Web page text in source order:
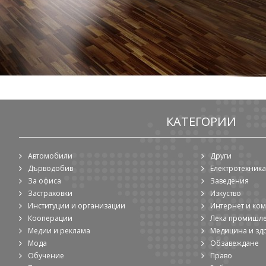
КАТЕГОРИИ
Автомобили
Други
Дърводобив
За офиса
Заведения
Застраховки
Изкуство
Институции и организации
Интернет и
Кооперации
Лека
Медии и реклама
Медицина и
Мода
Обзавеждане
Обучение
Право